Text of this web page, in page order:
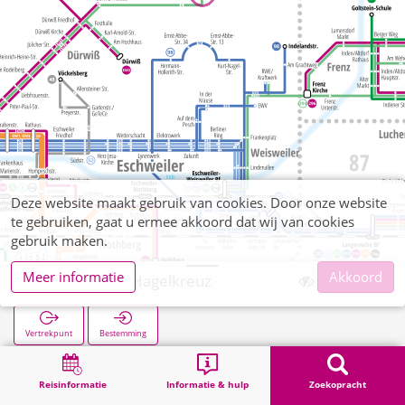
Reisinformatie Informatie & hulp Zoekopracht
Dürwiß Zum Hagelkreuz
Vertrekpunt Bestemming
Zoekopracht
Deze website maakt gebruik van cookies. Door onze website
te gebruiken, gaat u ermee akkoord dat wij van cookies
gebruik maken.
Meer informatie
Akkoord